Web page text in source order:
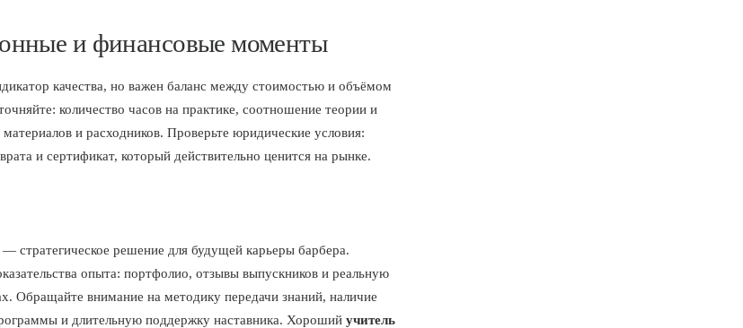
и финансовые моменты
качества, но важен баланс между стоимостью и объёмом
количество часов на практике, соотношение теории и
и расходников. Проверьте юридические условия:
и сертификат, который действительно ценится на рынке.
стратегическое решение для будущей карьеры барбера.
опыта: портфолио, отзывы выпускников и реальную
Обращайте внимание на методику передачи знаний, наличие
и длительную поддержку наставника. Хороший учитель